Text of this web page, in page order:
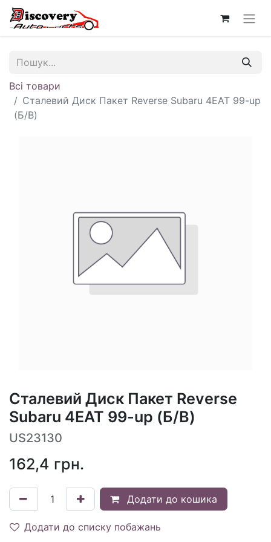
Всі товари
Сталевий Диск Пакет Reverse Subaru 4EAT 99-up
(Б/В)
Сталевий Диск Пакет Reverse
Subaru 4EAT 99-up (Б/В)
US23130
162,4 грн.
Додати до кошика
Додати до списку побажань